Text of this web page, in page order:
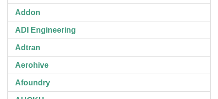
Addon
ADI Engineering
Adtran
Aerohive
Afoundry